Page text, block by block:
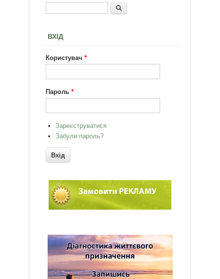
Пошукова форма
Пошук
ВХІД
Користувач*
Пароль*
Зареєструватися
Забули пароль?